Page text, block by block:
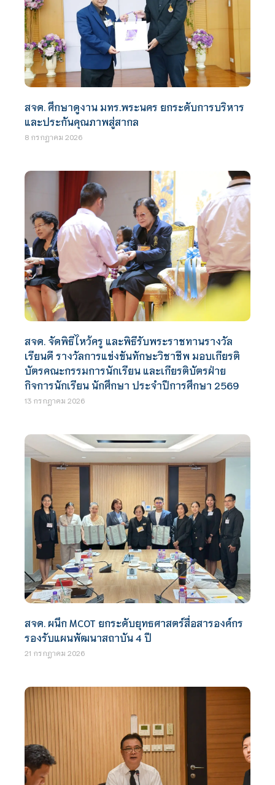
สจด. ศึกษาดูงาน มทร.พระนคร ยกระดับการบริหาร
และประกันคุณภาพสู่สากล
8 กรกฎาคม 2026
สจด. จัดพิธีไหว้ครู และพิธีรับพระราชทานรางวัล
เรียนดี รางวัลการแข่งขันทักษะวิชาชีพ มอบเกียรติ
บัตรคณะกรรมการนักเรียน และเกียรติบัตรฝ่าย
กิจการนักเรียน นักศึกษา ประจำปีการศึกษา 2569
13 กรกฎาคม 2026
สจด. ผนึก MCOT ยกระดับยุทธศาสตร์สื่อสารองค์กร
รองรับแผนพัฒนาสถาบัน 4 ปี
21 กรกฎาคม 2026